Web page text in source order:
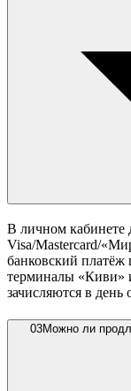
В личном кабинете
Visa/Mastercard/
банковский
терминалы «Киви»
зачисляются в день
03Можно ли